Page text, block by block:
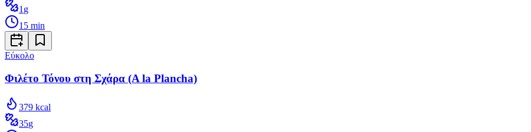
1 g
15 min
Εύκολο
Φιλέτο Τόνου στη Σχάρα (A la Plancha)
379 kcal
35g